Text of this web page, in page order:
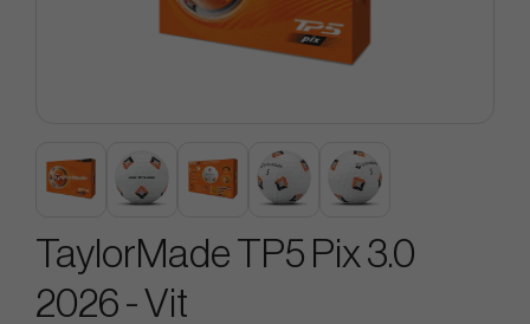
TaylorMade TP5 Pix 3.0
2026 - Vit